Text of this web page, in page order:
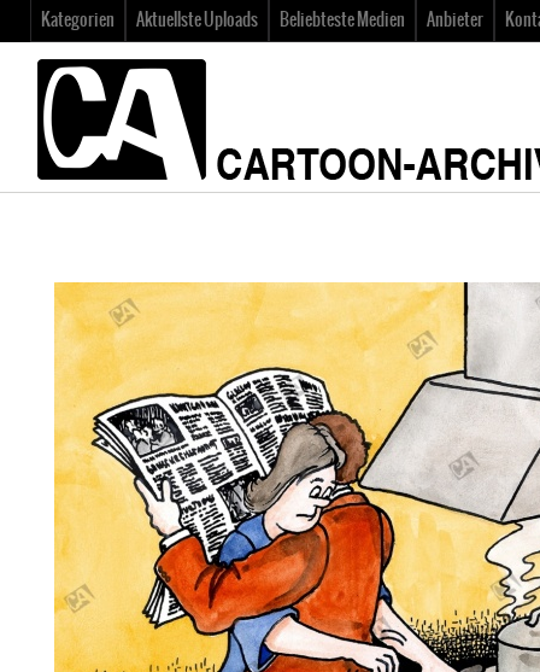
Kategorien Aktuellste Uploads Beliebteste Medien Anbieter